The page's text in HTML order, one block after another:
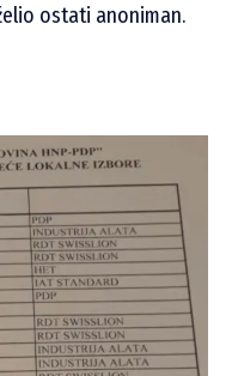
ostati anoniman.